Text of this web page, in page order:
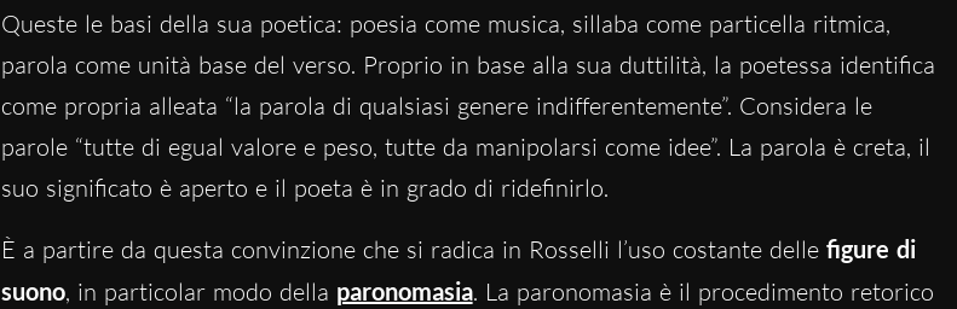
Queste le basi della sua poetica: poesia come musica, sillaba come particella ritmica,
parola come unità base del verso. Proprio in base alla sua duttilità, la poetessa identifica
come propria alleata “la parola di qualsiasi genere indifferentemente”. Considera le
parole “tutte di egual valore e peso, tutte da manipolarsi come idee”. La parola è creta, il
suo significato è aperto e il poeta è in grado di ridefinirlo.
È a partire da questa convinzione che si radica in Rosselli l’uso costante delle figure di
suono, in particolar modo della paronomasia. La paronomasia è il procedimento retorico